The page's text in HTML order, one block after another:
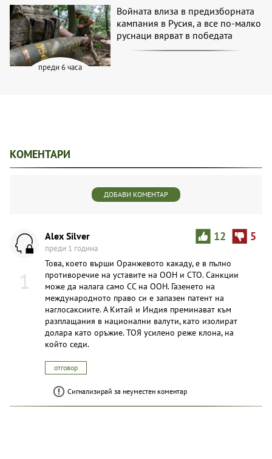
преди 6 часа
Войната влиза в предизборната
кампания в Русия, а все по-малко
руснаци вярват в победата
КОМЕНТАРИ
ДОБАВИ КОМЕНТАР
1
12 5
Alex Silver
преди 1 година
Това, което върши Оранжевото какаду, е в пълно
противоречие на уставите на ООН и СТО. Санкции
може да налага само СС на ООН. Газенето на
международното право си е запазен патент на
наглосаксиите. А Китай и Индия преминават към
разплащания в национални валути, като изолират
долара като оръжие. ТОЯ усилено реже клона, на
който седи.
отговор
Сигнализирай за неуместен коментар